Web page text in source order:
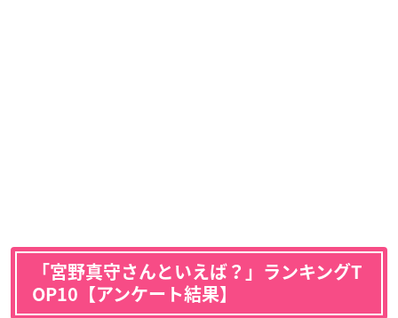
「宮野真守さんといえば？」ランキングT
OP10【アンケート結果】